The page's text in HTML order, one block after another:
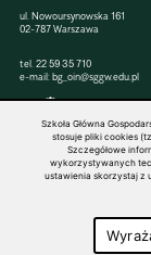
ul. Nowoursynowska 161
02-787 Warszawa
tel. 22 59 35 710
e-mail:bg_oin@sggw.edu.pl
©
Szkoła Główna
stosuje pliki cookies
Szczegółowe
wykorzystywanych
ustawienia skorzystaj z